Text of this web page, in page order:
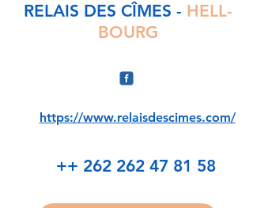
RELAIS DES CÎMES - HELL-
BOURG
https://www.relaisdescimes.com/
++ 262 262 47 81 58